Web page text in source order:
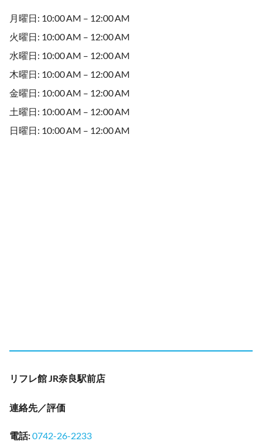
月曜日: 10:00 AM – 12:00 AM
火曜日: 10:00 AM – 12:00 AM
水曜日: 10:00 AM – 12:00 AM
木曜日: 10:00 AM – 12:00 AM
金曜日: 10:00 AM – 12:00 AM
土曜日: 10:00 AM – 12:00 AM
日曜日: 10:00 AM – 12:00 AM
リフレ館 JR奈良駅前店
連絡先／評価
電話:0742-26-2233